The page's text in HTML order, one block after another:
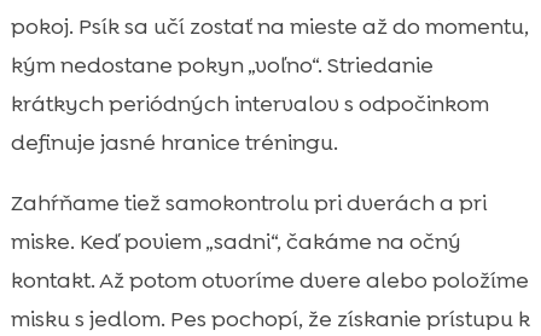
pokoj. Psík sa učí zostať na mieste až do momentu,
kým nedostane pokyn „voľno“. Striedanie
krátkych periódných intervalov s odpočinkom
definuje jasné hranice tréningu.
Zahŕňame tiež samokontrolu pri dverách a pri
miske. Keď poviem „sadni“, čakáme na očný
kontakt. Až potom otvoríme dvere alebo položíme
misku s jedlom. Pes pochopí, že získanie prístupu k